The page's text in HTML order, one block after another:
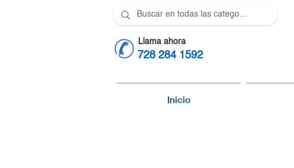
Llama ahora
728 284 1592
Inicio